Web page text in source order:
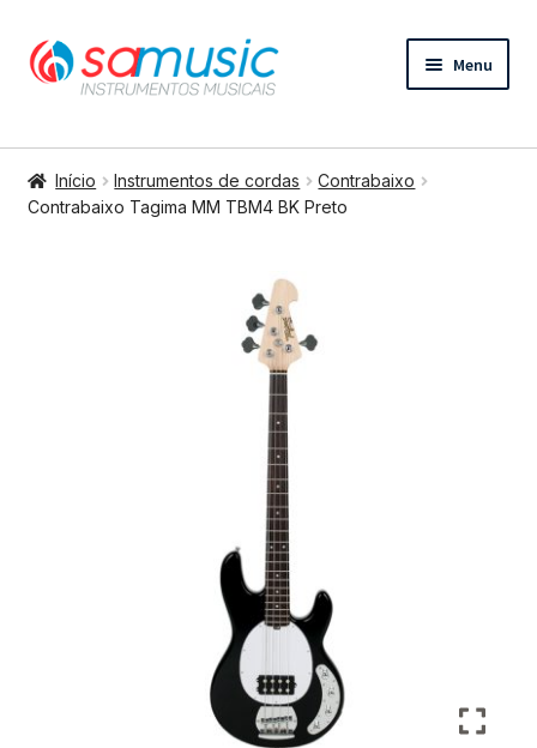
Pular
para
Pular
para
conteúdo
Menu
Instrumentos de cordas
Bateria e percussão
Início Instrumentos de cordas
Contrabaixo
Contrabaixo Tagima MM TBM4 BK Preto